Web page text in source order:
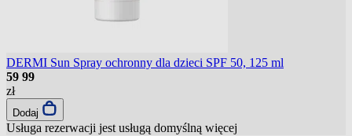
DERMI Sun Spray ochronny dla dzieci SPF 50, 125 ml
59 99
zł
Dodaj
Usługa rezerwacji jest usługą domyślną więcej